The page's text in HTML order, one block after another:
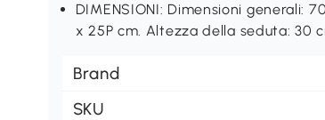
DIMENSIONI: Dimensioni generali:
x 25P cm. Altezza della seduta: 30
Brand
SKU